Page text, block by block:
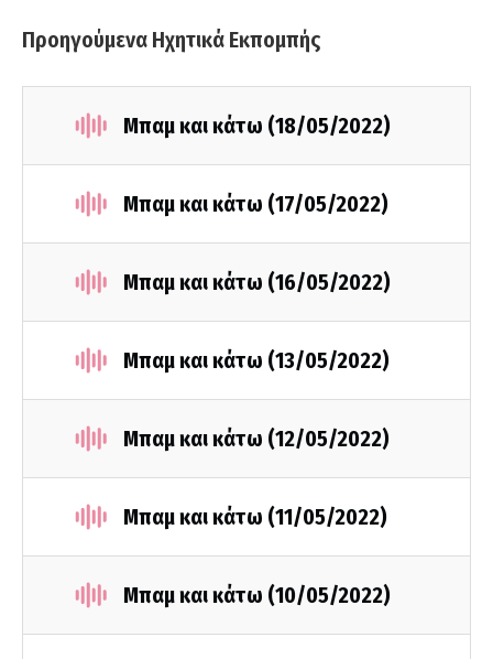
Προηγούμενα Ηχητικά Εκπομπής
Μπαμ και κάτω (18/05/2022)
Μπαμ και κάτω (17/05/2022)
Μπαμ και κάτω (16/05/2022)
Μπαμ και κάτω (13/05/2022)
Μπαμ και κάτω (12/05/2022)
Μπαμ και κάτω (11/05/2022)
Μπαμ και κάτω (10/05/2022)